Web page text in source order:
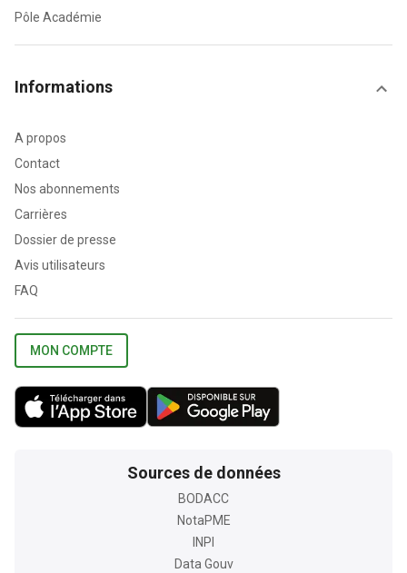
Pôle Académie
Informations
A propos
Contact
Nos abonnements
Carrières
Dossier de presse
Avis utilisateurs
FAQ
MON COMPTE
Sources de données
BODACC
NotaPME
INPI
Data Gouv